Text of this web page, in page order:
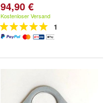
94,90 €
Kostenloser Versand
1